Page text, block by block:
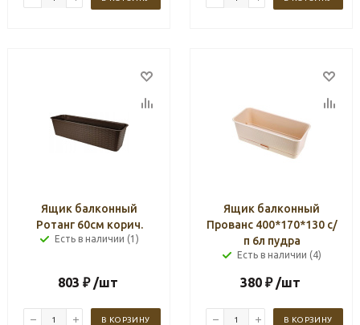
Ящик балконный
Ротанг 60см корич.
Есть в наличии (1)
803 ₽ /шт
В КОРЗИНУ
Ящик балконный
Прованс 400*170*130 с/
п 6л пудра
Есть в наличии (4)
380₽ /шт
В КОРЗИНУ